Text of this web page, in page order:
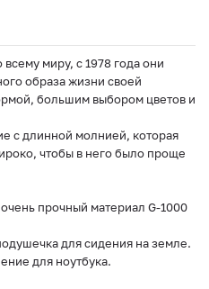
миру, с 1978 года они
образа жизни своей
большим выбором цветов и
с длинной молнией, которая
чтобы в него было проще
прочный материал G-1000
для сидения на земле.
для ноутбука.